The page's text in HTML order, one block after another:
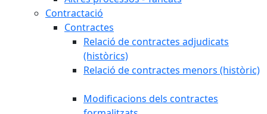
Contractació
Contractes
Relació de contractes adjudicats
(històrics)
Relació de contractes menors (històric)
Modificacions dels contractes